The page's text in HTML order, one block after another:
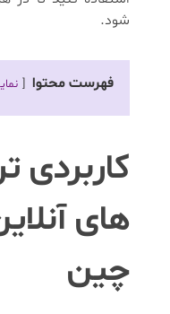
شود.
فهرست محتوا
کاربردی
های
چین